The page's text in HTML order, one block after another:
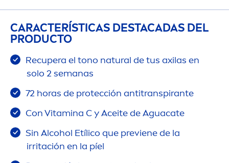
CARACTERÍSTICAS DESTACADAS DEL
PRODUCTO
Recupera el tono natural de tus axilas en
solo 2 semanas
72 horas de protección antitranspirante
ConVitamina C y Aceite de Aguacate
Sin Alcohol Etílico que previene de la
irritación en la píel